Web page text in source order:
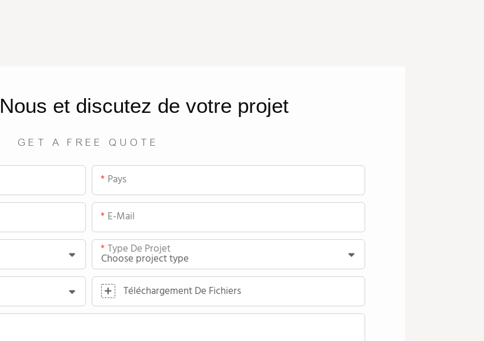
Nous et discutez de votre projet
GET A FREE QUOTE
Pays
E-Mail
Type De Projet
Téléchargement De Fichiers